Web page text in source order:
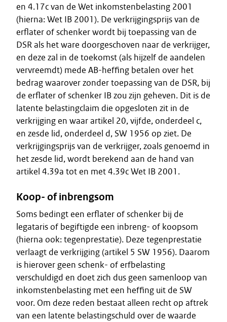
en 4.17c van de Wet inkomstenbelasting 2001
(hierna: Wet IB 2001). De verkrijgingsprijs van de
erflater of schenker wordt bij toepassing van de
DSR als het ware doorgeschoven naar de verkrijger,
en deze zal in de toekomst (als hijzelf de aandelen
vervreemdt) mede AB-heffing betalen over het
bedrag waarover zonder toepassing van de DSR, bij
de erflater of schenker IB zou zijn geheven. Dit is de
latente belastingclaim die opgesloten zit in de
verkrijging en waar artikel 20, vijfde, onderdeel c,
en zesde lid, onderdeel d, SW 1956 op ziet. De
verkrijgingsprijs van de verkrijger, zoals genoemd in
het zesde lid, wordt berekend aan de hand van
artikel 4.39a tot en met 4.39c Wet IB 2001.
Koop- of inbrengsom
Soms bedingt een erflater of schenker bij de
legataris of begiftigde een inbreng- of koopsom
(hierna ook: tegenprestatie). Deze tegenprestatie
verlaagt de verkrijging (artikel 5 SW 1956). Daarom
is hierover geen schenk- of erfbelasting
verschuldigd en doet zich dus geen samenloop van
inkomstenbelasting met een heffing uit de SW
voor. Om deze reden bestaat alleen recht op aftrek
van een latente belastingschuld over de waarde